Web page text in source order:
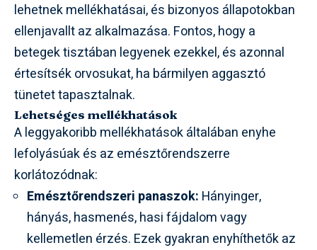
lehetnek mellékhatásai, és bizonyos állapotokban
ellenjavallt az alkalmazása. Fontos, hogy a
betegek tisztában legyenek ezekkel, és azonnal
értesítsék orvosukat, ha bármilyen aggasztó
tünetet tapasztalnak.
Lehetséges mellékhatások
A leggyakoribb mellékhatások általában enyhe
lefolyásúak és az emésztőrendszerre
korlátozódnak:
Emésztőrendszeri panaszok: Hányinger,
hányás, hasmenés, hasi fájdalom vagy
kellemetlen érzés. Ezek gyakran enyhíthetők az